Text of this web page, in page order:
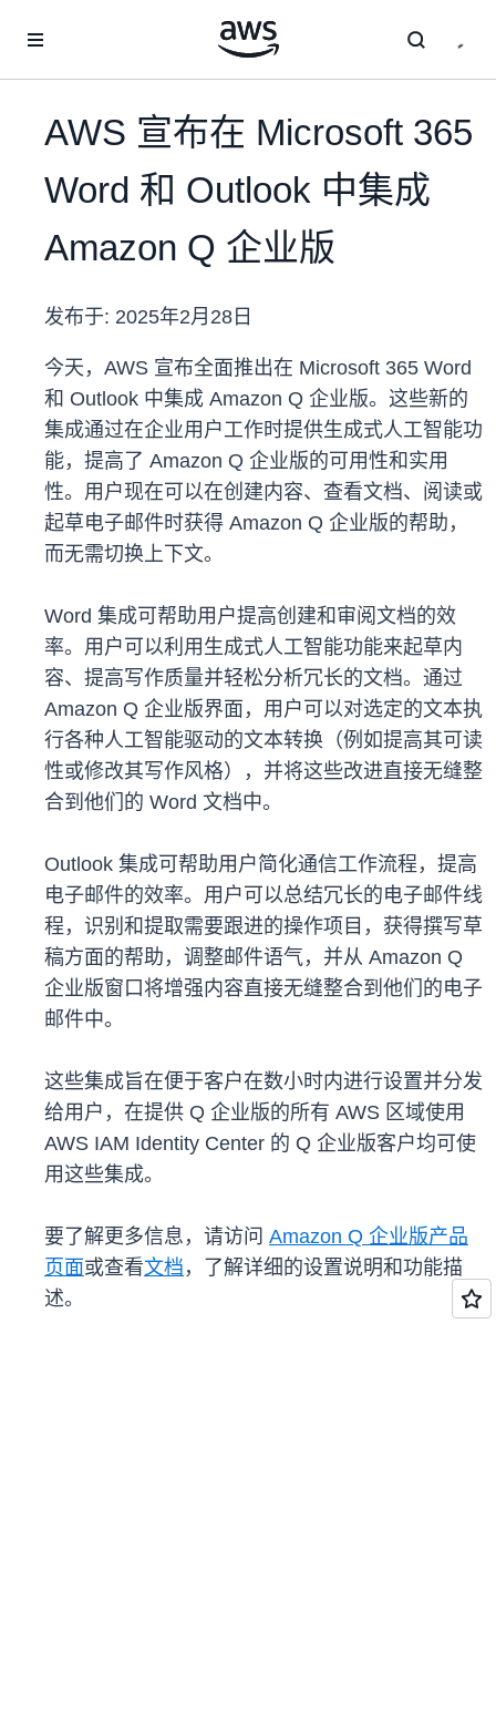
AWS 宣布在 Microsoft 365
Word 和 Outlook 中集成
Amazon Q 企业版
发布于: 2025年2月28日
今天，AWS 宣布全面推出在 Microsoft 365 Word
和 Outlook 中集成 Amazon Q 企业版。这些新的
集成通过在企业用户工作时提供生成式人工智能功
能，提高了 Amazon Q 企业版的可用性和实用
性。用户现在可以在创建内容、查看文档、阅读或
起草电子邮件时获得 Amazon Q 企业版的帮助，
而无需切换上下文。
Word 集成可帮助用户提高创建和审阅文档的效
率。用户可以利用生成式人工智能功能来起草内
容、提高写作质量并轻松分析冗长的文档。通过
Amazon Q 企业版界面，用户可以对选定的文本执
行各种人工智能驱动的文本转换（例如提高其可读
性或修改其写作风格），并将这些改进直接无缝整
合到他们的 Word 文档中。
Outlook 集成可帮助用户简化通信工作流程，提高
电子邮件的效率。用户可以总结冗长的电子邮件线
程，识别和提取需要跟进的操作项目，获得撰写草
稿方面的帮助，调整邮件语气，并从 Amazon Q
企业版窗口将增强内容直接无缝整合到他们的电子
邮件中。
这些集成旨在便于客户在数小时内进行设置并分发
给用户，在提供 Q 企业版的所有 AWS 区域使用
AWS IAM Identity Center 的 Q 企业版客户均可使
用这些集成。
要了解更多信息，请访问 Amazon Q 企业版产品
页面或查看文档 ，了解详细的设置说明和功能描
述。